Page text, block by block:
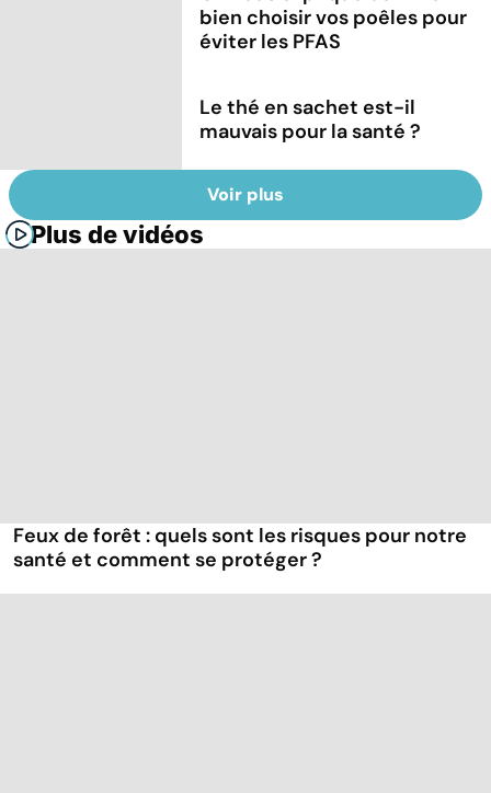
bien choisir vos poêles pour
éviter les PFAS
Le thé en sachet est-il
mauvais pour la santé ?
Voir plus
Plus de vidéos
Feux de forêt : quels sont les risques pour notre
santé et comment se protéger ?